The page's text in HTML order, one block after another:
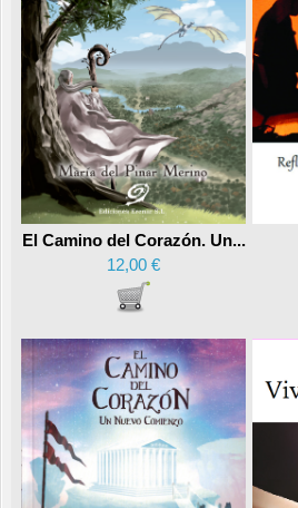
El Camino del Corazón. Un...
12,00 €